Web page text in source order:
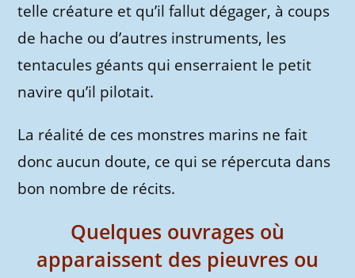
telle créature et qu’il fallut dégager, à coups
de hache ou d’autres instruments, les
tentacules géants qui enserraient le petit
navire qu’il pilotait.
La réalité de ces monstres marins ne fait
donc aucun doute, ce qui se répercuta dans
bon nombre de récits.
Quelques ouvrages où
apparaissent des pieuvres ou